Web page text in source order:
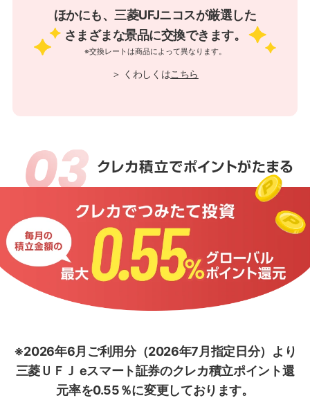
ほかにも、三菱UFJニコスが厳選した
さまざまな景品に交換できます。
※交換レートは商品によって異なります。
＞ くわしくはこちら
※2026年6月ご利用分（2026年7月指定日分）より
三菱ＵＦＪ eスマート証券のクレカ積立ポイント還
元率を0.55％に変更しております。